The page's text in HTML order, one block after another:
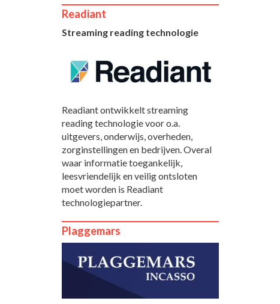
Readiant
Streaming reading technologie
Readiant ontwikkelt streaming
reading technologie voor o.a.
uitgevers, onderwijs, overheden,
zorginstellingen en bedrijven. Overal
waar informatie toegankelijk,
leesvriendelijk en veilig ontsloten
moet worden is Readiant
technologiepartner.
Plaggemars